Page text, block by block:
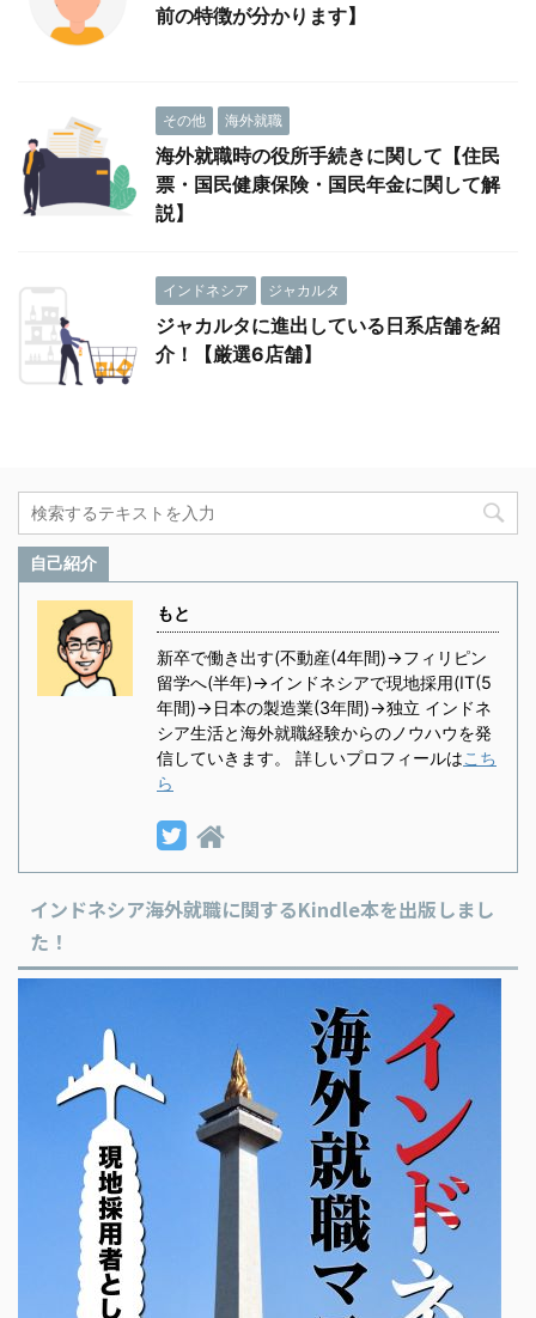
前の特徴が分かります】
その他 海外就職
海外就職時の役所手続きに関して【住民
票・国民健康保険・国民年金に関して解
説】
インドネシア ジャカルタ
ジャカルタに進出している日系店舗を紹
介！【厳選6店舗】
自己紹介
もと
新卒で働き出す(不動産(4年間)→フィリピン
留学へ(半年)→インドネシアで現地採用(IT(5
年間)→日本の製造業(3年間)→独立 インドネ
シア生活と海外就職経験からのノウハウを発
信していきます。 詳しいプロフィールはこち
ら
インドネシア海外就職に関するKindle本を出版しまし
た！